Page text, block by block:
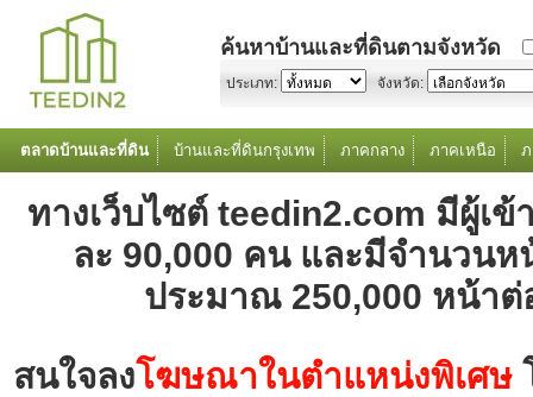
ค้นหาบ้านและที่ดินตามจังหวัด
ประเภท: จังหวัด:
ตลาดบ้านและที่ดิน บ้านและที่ดินกรุงเทพ ภาคกลาง ภาคเหนือ
ทางเว็บไซต์ teedin2.com มีผู้เข้
ละ 90,000 คน และมีจำนวน
ประมาณ 250,000 หน้าต่
สนใจลงโฆษณาในตำแหน่งพิเศษ